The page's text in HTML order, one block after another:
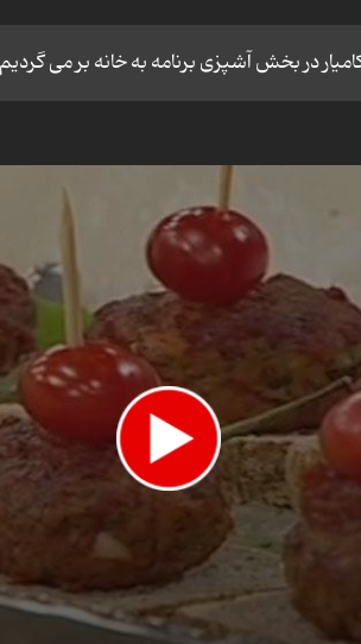
در بخش آشپزی برنامه به خانه بر می گردیم